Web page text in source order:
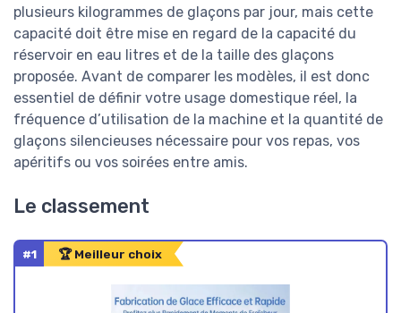
plusieurs kilogrammes de glaçons par jour, mais cette
capacité doit être mise en regard de la capacité du
réservoir en eau litres et de la taille des glaçons
proposée. Avant de comparer les modèles, il est donc
essentiel de définir votre usage domestique réel, la
fréquence d’utilisation de la machine et la quantité de
glaçons silencieuses nécessaire pour vos repas, vos
apéritifs ou vos soirées entre amis.
Le classement
#1 🏆 Meilleur choix